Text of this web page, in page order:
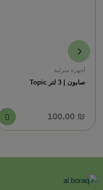
أجهزة منزلية
صابون | 3 لتر Topic
₪ 100.00